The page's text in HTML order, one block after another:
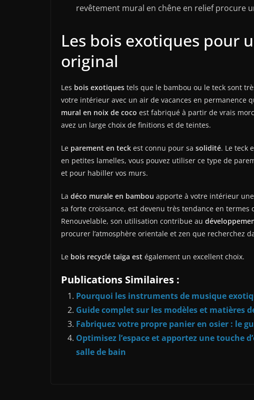
revêtement mural en chêne en relief procure
Les bois exotiques pour
original
Les bois exotiques tels que le bambou ou le teck sont
votre intérieur avec un air de vacances en permanence
mural en noix de coco est fabriqué à partir de vrais
avez un large choix de finitions et de teintes.
Le parement en teck est connu pour sa solidité. Le teck
en petites lamelles, vous pouvez utiliser ce type de
et pour habiller vos murs.
La déco murale en bambou apporte à votre intérieur une
sa forte croissance, est devenu très tendance en termes
Renouvelable, son utilisation contribue au
procurer l’atmosphère orientale et zen que recherchez
Le bois recyclé taïga est également un excellent choix.
Publications Similaires :
Pourquoi les instruments de musique
Guide complet sur les modèles et matières
Fabriquez votre propre panier en osier : le
Optimisez l’espace et apportez une touche
salle de bain